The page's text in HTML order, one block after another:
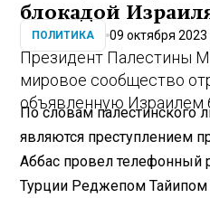
блокадой
ПОЛИТИКА 09 октября 2023
Президент Палестины
мировое сообщество
объявленную Израилем
По словам палестинского
являются преступлением
Аббас провел телефонный
Турции Реджепом Тайипом